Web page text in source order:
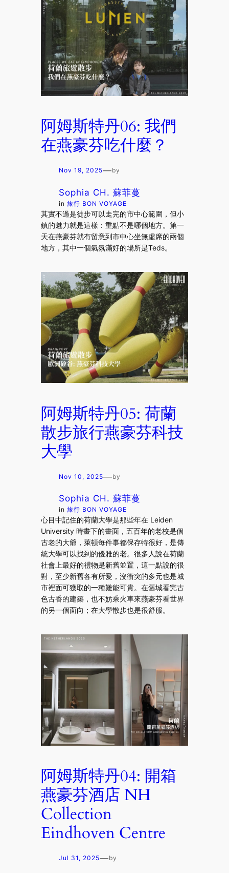
阿姆斯特丹06: 我們
在燕豪芬吃什麼？
Nov 19, 2025—by
Sophia CH. 蘇菲蔓
in旅行 BON VOYAGE
其實不過是徒步可以走完的市中心範圍，但小
鎮的魅力就是這樣：重點不是哪個地方。第一
天在燕豪芬就有留意到市中心坐無虛席的兩個
地方，其中一個氣氛滿好的場所是Teds。
阿姆斯特丹05: 荷蘭
散步旅行燕豪芬科技
大學
Nov 10, 2025—by
Sophia CH. 蘇菲蔓
in旅行 BON VOYAGE
心目中記住的荷蘭大學是那些年在 Leiden
University 時畫下的畫面，五百年的老校是個
古老的大爺，萊頓每件事都保存特很好，是傳
統大學可以找到的優雅的老。很多人說在荷蘭
社會上最好的禮物是新舊並置，這一點說的很
對，至少新舊各有所愛，沒衝突的多元也是城
市裡面可獲取的一種難能可貴。在舊城看完古
色古香的建築，也不妨乘火車來燕豪芬看世界
的另一個面向；在大學散步也是很舒服。
阿姆斯特丹04: 開箱
燕豪芬酒店 NH
Collection
Eindhoven Centre
Jul 31, 2025—by